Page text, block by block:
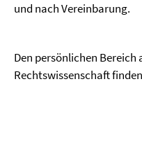
und nach Vereinbarung.
Den persönlichen Bereich
Rechtswissenschaft